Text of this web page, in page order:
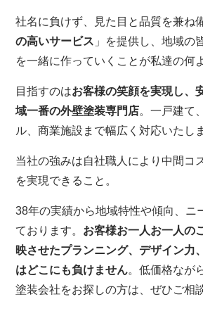
社名に負けず、見た目と品質を兼ね
の高いサービス 」を提供し、地域の
を一緒に作っていくことが私達の何
目指すのはお客様の笑顔を実現し、
域一番の外壁塗装専門店。一戸建て
ル、商業施設まで幅広く対応いたし
当社の強みは自社職人により中間コ
を実現できること。
38年の実績から地域特性や傾向、ニ
ております。 お客様お一人お一人の
映させたプランニング、デザイン力
はどこにも負けません。低価格なが
塗装会社をお探しの方は、ぜひご相